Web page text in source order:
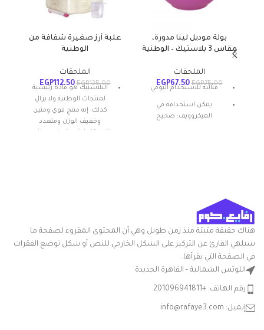
بولة موديل لينا مدورة،
مقاس 3 بلاستيك – الوطنية
الملحقات
EGP75.00
EGP67.50
مثالية للاستخدام اليومي
يمكن استخدامه في
الميكروويف: صحيح
علبة أرز صغيرة شفافة من
الوطنية
الملحقات
EGP125.00
EGP112.50
البلاستيك هو مادة رئيسية
لمنتجات الوطنية ولا يزال
كذلك. إنه منتج قوي ومتين
وخفيف الوزن ومتعدد
هي أهم أولويتنا)
مقاومة للتآكل وآمنة للطعام.
هناك حقيقة مثبتة منذ زمن طويل وهي أن المحتوى المقروء لصفحة ما
سيلهي القارئ عن التركيز على الشكل الخارجي للنص أو شكل توضع الفقرات
في الصفحة التي يقرأها.
اللوتس الشمالية - القاهرة الجديدة
رقم الهاتف: +201096941811
إيميل: info@rafaye3.com